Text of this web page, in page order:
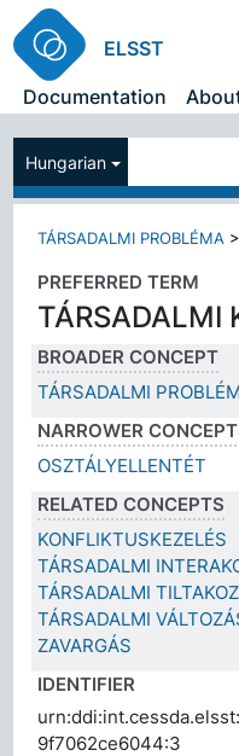
ELSST
Documentation
Hungarian
TÁRSADALMI PROBLÉMA
PREFERRED TERM
TÁRSADALMI
BROADER CONCEPT
TÁRSADALMI
NARROWER
OSZTÁLYELLENTÉT
RELATED CONCEPTS
KONFLIKTUSKEZELÉS
TÁRSADALMI
TÁRSADALMI
TÁRSADALMI
ZAVARGÁS
IDENTIFIER
9f7062ce6044:3